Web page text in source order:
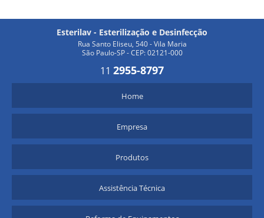
Esterilav - Esterilização e Desinfecção
Rua Santo Eliseu, 540 - Vila Maria
São Paulo-SP - CEP: 02121-000
11 2955-8797
Home
Empresa
Produtos
Assistência Técnica